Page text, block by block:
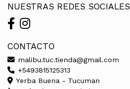
NUESTRAS REDES SOCIALES
CONTACTO
malibu.tuc.tienda@gmail.com
+5493815125313
Yerba Buena - Tucuman